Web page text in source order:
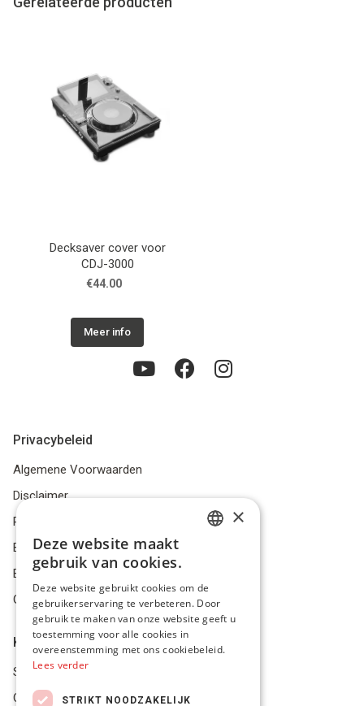
Decksaver cover voor
CDJ-3000
€44.00
Meer info
Privacybeleid
Algemene Voorwaarden
Disclaimer
Privacybeleid
Bestelling herroepen
Betalingsmiddelen
Geschillen
Klantenservice
Service Center
Onze winkel
ENGLISH
×
Deze website maakt
gebruik van cookies.
Deze website gebruikt cookies om de
gebruikerservaring te verbeteren. Door
gebruik te maken van onze website geeft u
toestemming voor alle cookies in
overeenstemming met ons cookiebeleid.
Lees verder
STRIKT NOODZAKELIJK